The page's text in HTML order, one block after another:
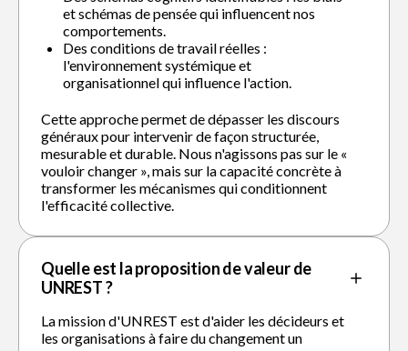
et schémas de pensée qui influencent nos
comportements.
Des conditions de travail réelles :
l'environnement systémique et
organisationnel qui influence l'action.
Cette approche permet de dépasser les discours
généraux pour intervenir de façon structurée,
mesurable et durable. Nous n'agissons pas sur le «
vouloir changer », mais sur la capacité concrète à
transformer les mécanismes qui conditionnent
l'efficacité collective.
Quelle est la proposition de valeur de
UNREST ?
La mission d'UNREST est d'aider les décideurs et
les organisations à faire du changement un